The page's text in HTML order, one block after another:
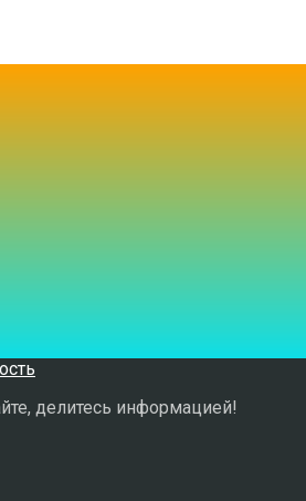
делитесь информацией!